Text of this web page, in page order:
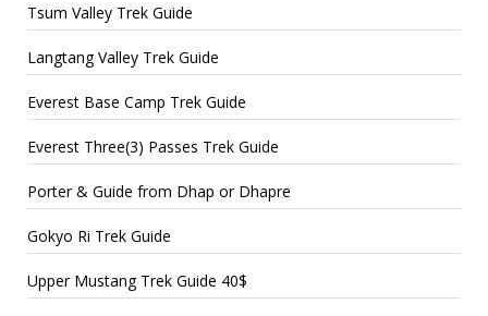
Tsum Valley Trek Guide
Langtang Valley Trek Guide
Everest Base Camp Trek Guide
Everest Three(3) Passes Trek Guide
Porter & Guide from Dhap or Dhapre
Gokyo Ri Trek Guide
Upper Mustang Trek Guide 40$